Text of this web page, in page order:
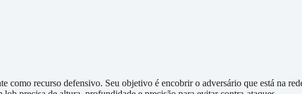
como recurso defensivo. Seu objetivo é encobrir o adversário que está na